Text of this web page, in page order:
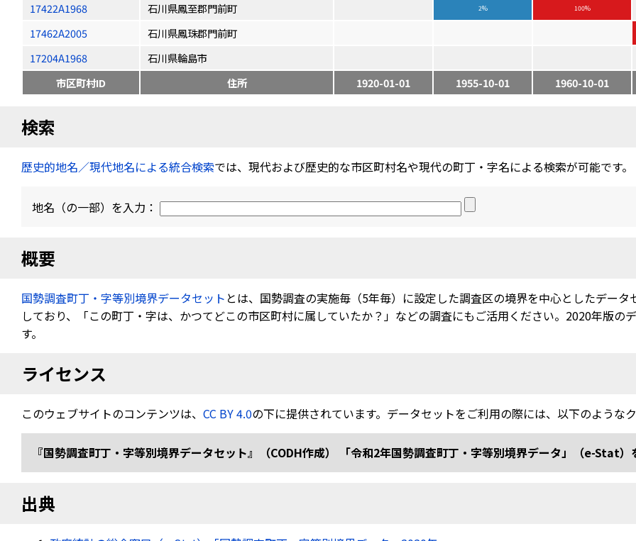
17422A1968 石川県鳳至郡門前町 2% 100%
17462A2005
石川県鳳珠郡門前町
17204A1968
石川県輪島市
市区町村ID
住所 1920-01-01 1955-10-01 1960-10-01
検索
歴史的地名／現代地名による統合検索では、現代および歴史的な市区町村名や現代の町丁・字名による検索が可能です。
地名（の一部）を入力：
概要
国勢調査町丁・字等別境界データセット とは、国勢調査の実施毎（5年毎）に設定した調査区の境界を中心としたデータ
しており、「この町丁・字は、かつてどこの市区町村に属していたか？」などの調査にもご活用ください。2020年版
す。
ライセンス
このウェブサイトのコンテンツは、 CC BY 4.0の下に提供されています。データセットをご利用の際には、以下のような
『国勢調査町丁・字等別境界データセット』（CODH作成） 「令和2年国勢調査町丁・字等別境界データ」（e-Stat
出典